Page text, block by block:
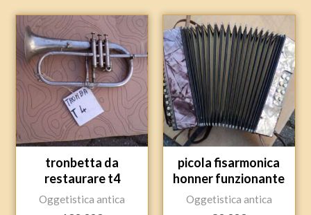
tronbetta da
restaurare t4
Oggetistica antica
picola fisarmonica
honner funzionante
Oggetistica antica